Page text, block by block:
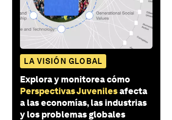
LA VISIÓN GLOBAL
Explora y monitorea cómo
Perspectivas Juvenilesafecta
a las economías, las industrias
y los problemas globales